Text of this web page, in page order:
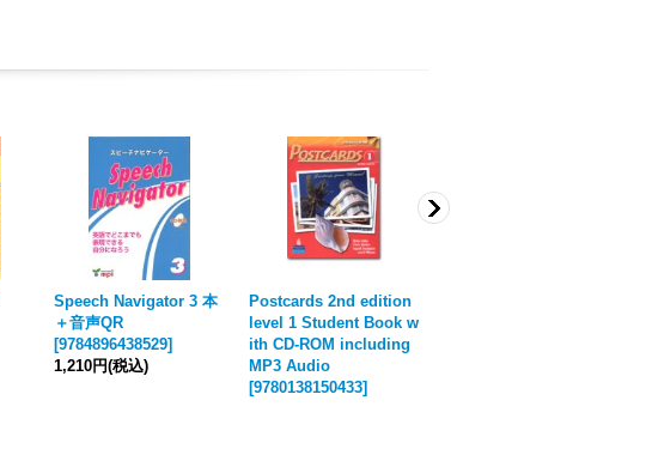
Speech Navigator 3 本
＋音声QR
[9784896438529]
1,210円(税込)
Postcards 2nd edition
level 1 Student Book w
ith CD-ROM including
MP3 Audio
[9780138150433]